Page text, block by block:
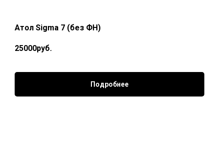
Атол Sigma 7 (без ФН)
25000руб.
Подробнее